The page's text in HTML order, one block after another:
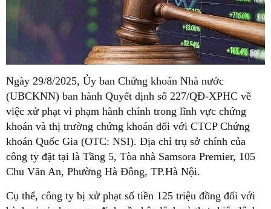
Ngày 29/8/2025, Ủy ban Chứng khoán Nhà nước
(UBCKNN) ban hành Quyết định số 227/QĐ-XPHC về
việc xử phạt vi phạm hành chính trong lĩnh vực chứng
khoán và thị trường chứng khoán đối với CTCP Chứng
khoán Quốc Gia (OTC: NSI). Địa chỉ trụ sở chính của
công ty đặt tại là Tầng 5, Tòa nhà Samsora Premier, 105
Chu Văn An, Phường Hà Đông, TP.Hà Nội.
Cụ thể, công ty bị xử phạt số tiền 125 triệu đồng đối với